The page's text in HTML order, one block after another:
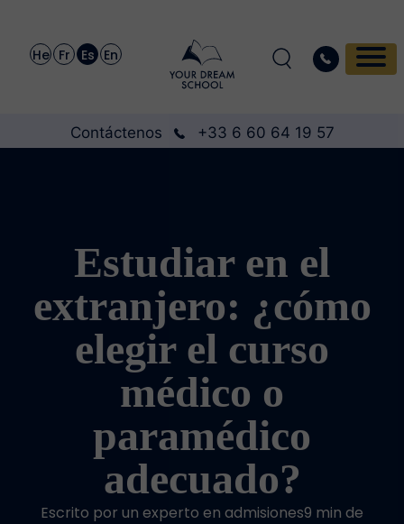
He Fr Es En
Contáctenos +33 6 60 64 19 57
Estudiar en el
extranjero: ¿cómo
elegir el curso
médico o
paramédico
adecuado?
Escrito por un experto en admisiones9 min de